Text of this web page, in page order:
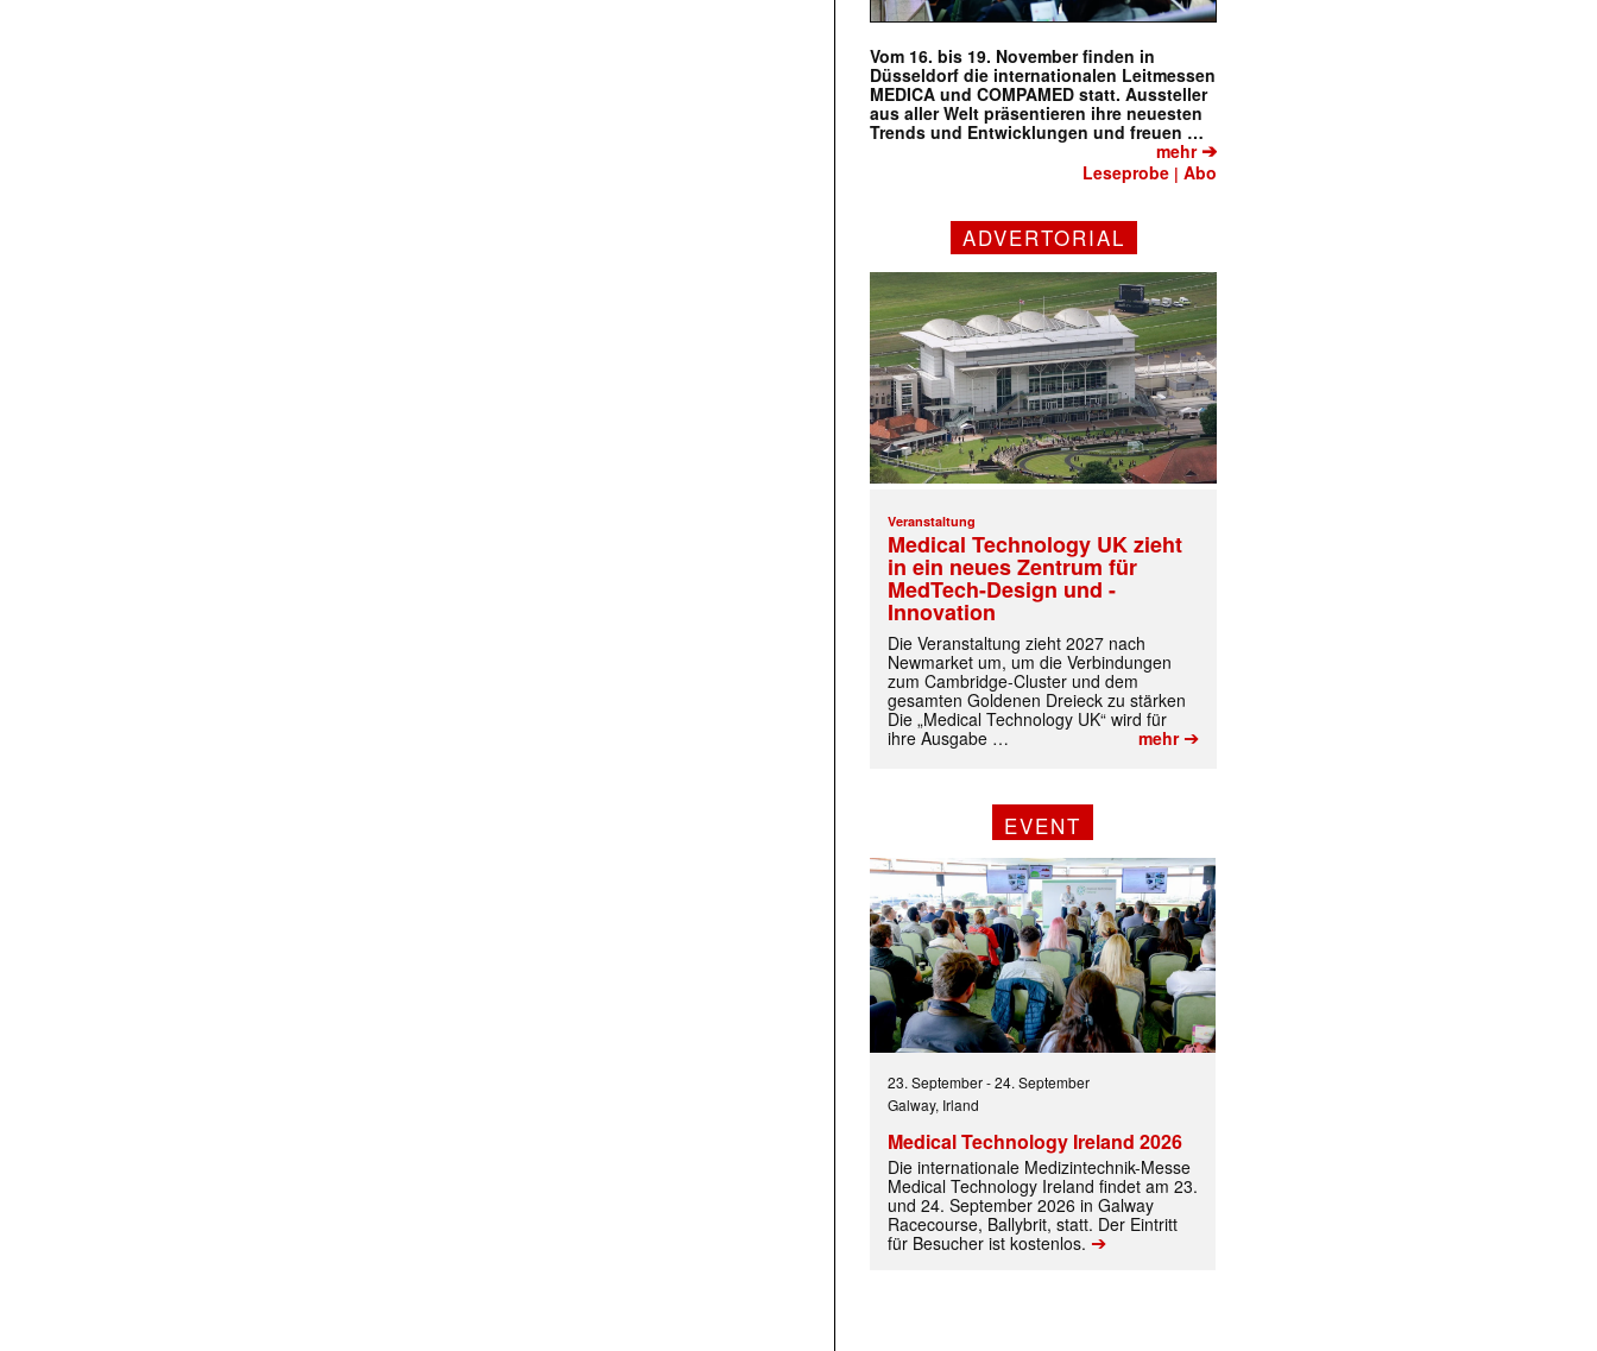
Vom 16. bis 19. November finden in
Düsseldorf die internationalen Leitmessen
MEDICA und COMPAMED statt. Aussteller
aus aller Welt präsentieren ihre neuesten
Trends und Entwicklungen und freuen …
mehr➔
Leseprobe |Abo
ADVERTORIAL
Veranstaltung
Medical Technology UK zieht
in ein neues Zentrum für
MedTech-Design und -
Innovation
Die Veranstaltung zieht 2027 nach
Newmarket um, um die Verbindungen
zum Cambridge-Cluster und dem
gesamten Goldenen Dreieck zu stärken
Die „Medical Technology UK“ wird für
ihre Ausgabe …
mehr➔
EVENT
23. September-24. September
Galway, Irland
Medical Technology Ireland 2026
Die internationale Medizintechnik-Messe
Medical Technology Ireland findet am 23.
und 24. September 2026 in Galway
Racecourse, Ballybrit, statt. Der Eintritt
für Besucher ist kostenlos. ➔